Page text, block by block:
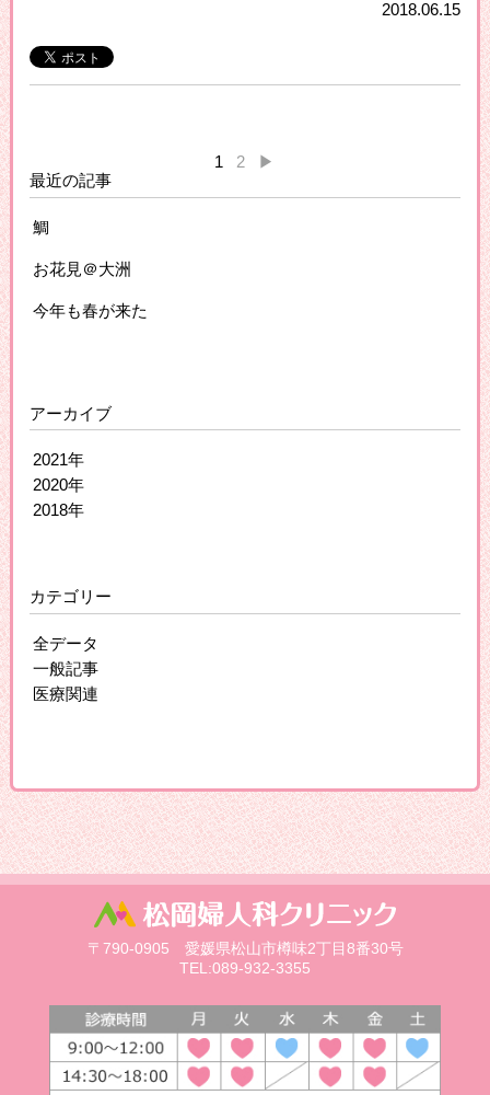
2018.06.15
1 2
▶
最近の記事
鯛
お花見＠大洲
今年も春が来た
アーカイブ
2021年
2020年
2018年
カテゴリー
全データ
一般記事
医療関連
〒790-0905 愛媛県松山市樽味2丁目8番30号
TEL:089-932-3355